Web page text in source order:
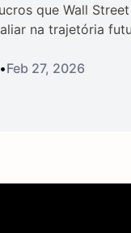
que Wall
na trajetória
•Feb 27, 2026